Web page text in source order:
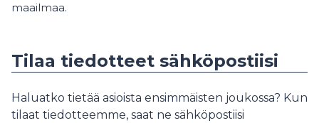
maailmaa.
Tilaa tiedotteet sähköpostiisi
Haluatko tietää asioista ensimmäisten joukossa? Kun
tilaat tiedotteemme, saat ne sähköpostiisi